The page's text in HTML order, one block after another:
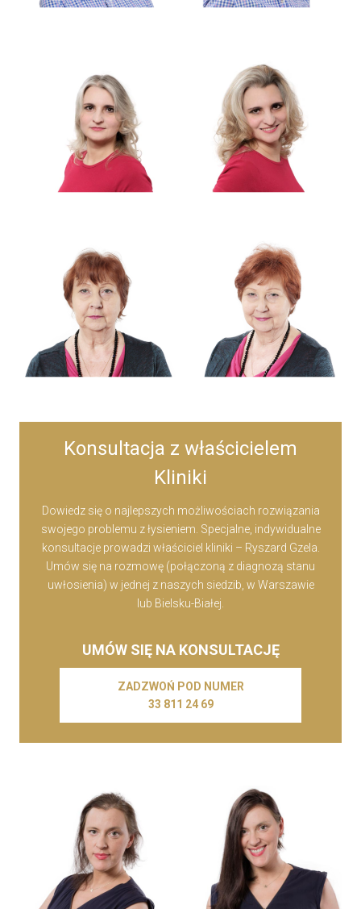
Konsultacja z właścicielem
Kliniki
Dowiedz się o najlepszych możliwościach rozwiązania
swojego problemu z łysieniem. Specjalne, indywidualne
konsultacje prowadzi właściciel kliniki – Ryszard Gzela.
Umów się na rozmowę (połączoną z diagnozą stanu
uwłosienia) w jednej z naszych siedzib, w Warszawie
lub Bielsku-Białej.
UMÓW SIĘ NA KONSULTACJĘ
ZADZWOŃ POD NUMER
33 811 24 69